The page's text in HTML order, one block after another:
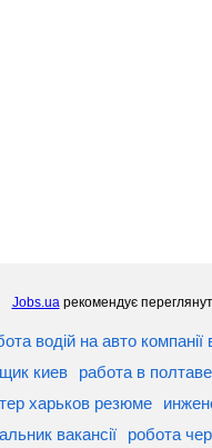
Jobs.uaрекомендує
водій на авто компанії
киев
работа в
харьков резюме
вакансії
робота